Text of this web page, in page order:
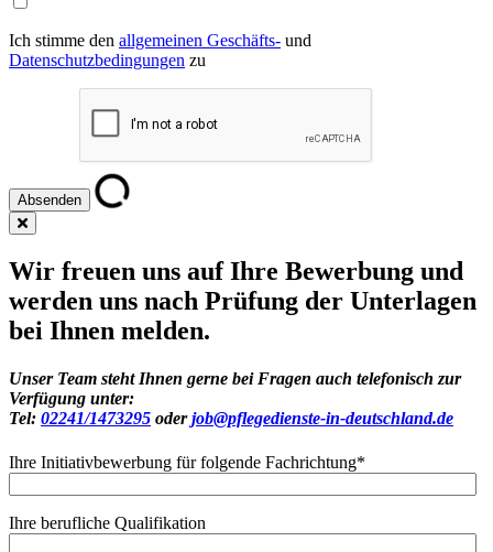
Ich stimme den allgemeinen Geschäfts- und
Datenschutzbedingungen zu
Wir freuen uns auf Ihre Bewerbung und
werden uns nach Prüfung der Unterlagen
bei Ihnen melden.
Unser Team steht Ihnen gerne bei Fragen auch telefonisch zur
Verfügung unter:
Tel: 02241/1473295 oderjob@pflegedienste-in-deutschland.de
Ihre Initiativbewerbung für folgende Fachrichtung*
Ihre berufliche Qualifikation